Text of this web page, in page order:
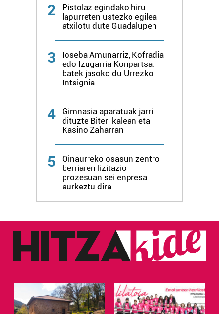
2
Pistolaz egindako hiru
lapurreten ustezko egilea
atxilotu dute Guadalupen
3
Ioseba Amunarriz, Kofradia
edo Izugarria Konpartsa,
batek jasoko du Urrezko
Intsignia
4
Gimnasia aparatuak jarri
dituzte Biteri kalean eta
Kasino Zaharran
5
Oinaurreko osasun zentro
berriaren lizitazio
prozesuan sei enpresa
aurkeztu dira